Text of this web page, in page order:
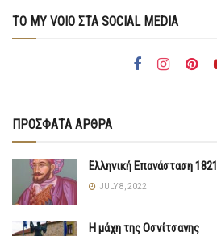
ΤΟ MY VOIO ΣΤΑ SOCIAL MEDIA
ΠΡΟΣΦΑΤΑ ΑΡΘΡΑ
Ελληνική Επανάσταση 1821
JULY 8, 2022
Η μάχη της Οσνίτσανης